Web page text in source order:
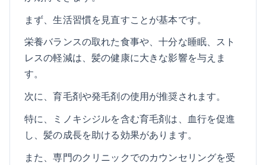
まず、生活習慣を見直すことが基本です。
栄養バランスの取れた食事や、十分な睡眠、スト
レスの軽減は、髪の健康に大きな影響を与えま
す。
次に、育毛剤や発毛剤の使用が推奨されます。
特に、ミノキシジルを含む育毛剤は、血行を促進
し、髪の成長を助ける効果があります。
また、専門のクリニックでのカウンセリングを受